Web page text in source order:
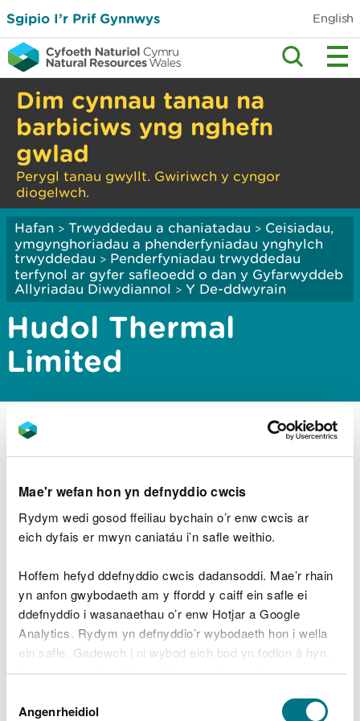
Mae'r wefan hon yn defnyddio cwcis
Rydym wedi gosod ffeiliau bychain o’r enw cwcis ar
eich dyfais er mwyn caniatáu i’n safle weithio.
Hoffem hefyd ddefnyddio cwcis dadansoddi. Mae’r rhain
yn anfon gwybodaeth am y ffordd y caiff ein safle ei
ddefnyddio i wasanaethau o’r enw Hotjar a Google
Analytics. Rydym yn defnyddio’r wybodaeth hon i wella
ein safle. Gadewch i ni wybod eich bod yn fodlon â hyn.
Byddwn yn defnyddio cwci i gadw eich dewis.
Gellirdarllen mwy am ein cwcis cyn i chi ddewis.
Caniatâd
Angenrheidiol
Sgipio I’r Prif Gynnwys English
Dim cynnau tanau na
barbiciws yng nghefn
gwlad
Perygl tanau gwyllt. Gwiriwch y cyngor
diogelwch.
Hafan > Trwyddedau a chaniatadau > Ceisiadau,
ymgynghoriadau a phenderfyniadau ynghylch
trwyddedau > Penderfyniadau trwyddedau
terfynol ar gyfer safleoedd o dan y Gyfarwyddeb
Allyriadau Diwydiannol > Y De-ddwyrain
Hudol Thermal
Limited
Rhif Trwydded: ZP3535MW/v002
Lawrlwythiadau dogfennau
cysylltiedig
20130304-ZP3535MW-V002-IED
Variation notice issued 4 Mar
2013.pdf PDF [41.3 KB]